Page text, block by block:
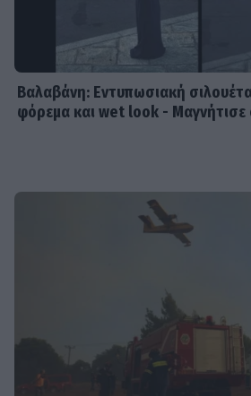
Βαλαβάνη: Εντυπωσιακή
φόρεμα και wet look - Μαγνήτισε